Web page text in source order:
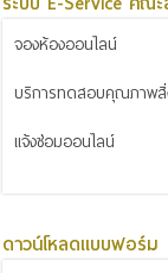
จองห้องออนไลน์
บริการทดสอบคุณภาพ
แจ้งซ่อมออนไลน์
ดาวน์โหลดแบบฟอร์ม